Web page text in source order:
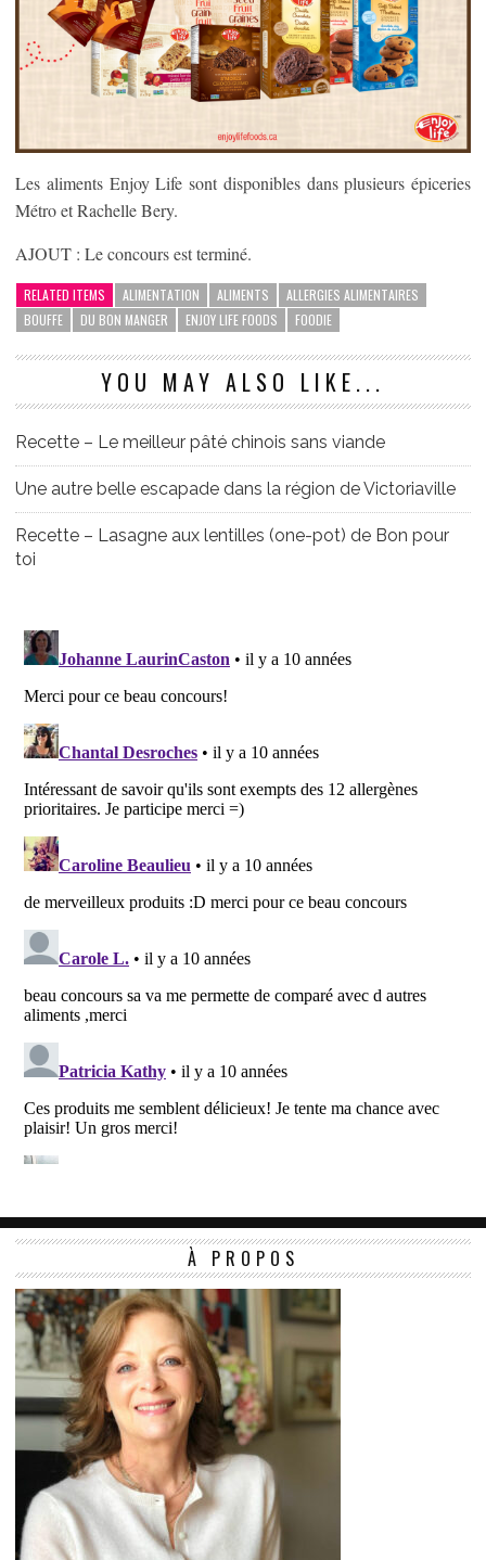
Les aliments Enjoy Life sont disponibles dans plusieurs épiceries
Métro et Rachelle Bery.
AJOUT : Le concours est terminé.
RELATED ITEMS ALIMENTATION ALIMENTS
ALLERGIES ALIMENTAIRES
BOUFFE
DU BON MANGER ENJOY LIFE FOODS FOODIE
YOU MAY ALSO LIKE...
Recette – Le meilleur pâté chinois sans viande
Une autre belle escapade dans la région de Victoriaville
Recette – Lasagne aux lentilles (one-pot) de Bon pour
toi
À PROPOS